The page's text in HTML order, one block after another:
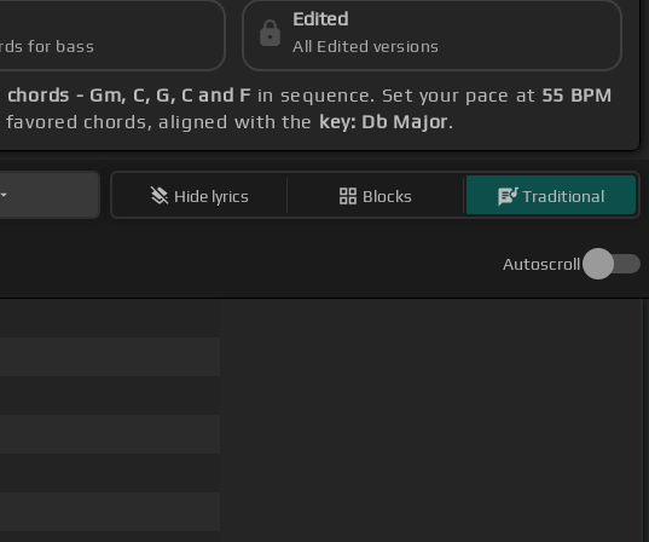
for bass
Edited
All Edited versions
chords - Gm, C, G, C and F in sequence. Set your pace at 55 BPM
chords, aligned with the key: Db Major.
Hide lyrics Blocks Traditional
Autoscroll